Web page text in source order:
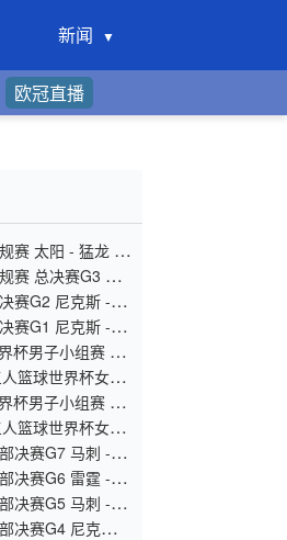
新闻
欧冠直播
赛 太阳 - 猛龙 全
赛 总决赛G3 马
赛G2 尼克斯 - 马
赛G1 尼克斯 - 马
杯男子小组赛 德
球队 全场录像
篮球世界杯女子
杯男子小组赛 中
篮球世界杯女子
像
决赛G7 马刺 - 雷
决赛G6 雷霆 - 马
决赛G5 马刺 - 雷
决赛G4 尼克斯 -